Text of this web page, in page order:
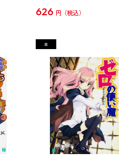
626 円